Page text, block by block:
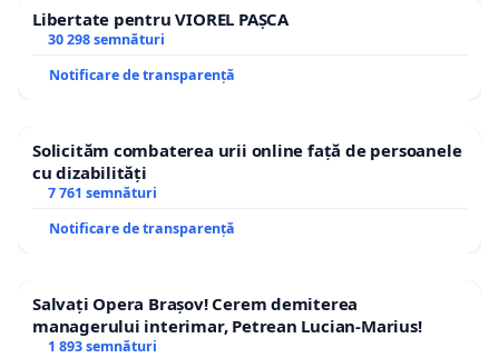
Libertate pentru VIOREL PAȘCA
30 298 semnături
Notificare de transparență
Solicităm combaterea urii online față de persoanele
cu dizabilități
7 761 semnături
Notificare de transparență
Salvați Opera Brașov! Cerem demiterea
managerului interimar, Petrean Lucian-Marius!
1 893 semnături